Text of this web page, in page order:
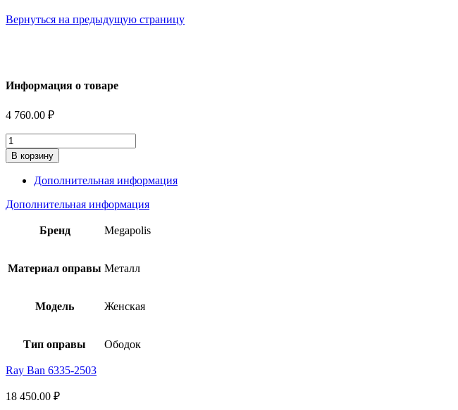
Вернуться на предыдущую страницу
Информация о товаре
4 760.00 ₽
Количество
В корзину
Дополнительная информация
Дополнительная информация
Бренд Megapolis
Материал оправы Металл
Модель Женская
Тип оправы Ободок
Ray Ban 6335-2503
18 450.00 ₽